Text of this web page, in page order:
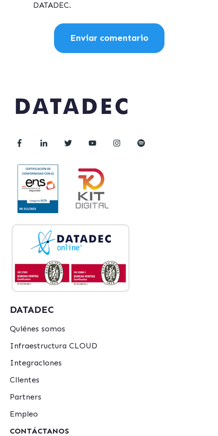
DATADEC.
DATADEC
Quiénes somos
Infraestructura CLOUD
Integraciones
Clientes
Partners
Empleo
CONTÁCTANOS